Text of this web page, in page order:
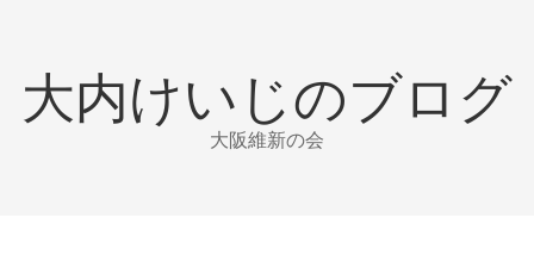
大内けいじのブログ
大阪維新の会